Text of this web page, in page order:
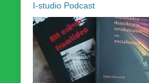
I-studio Podcast